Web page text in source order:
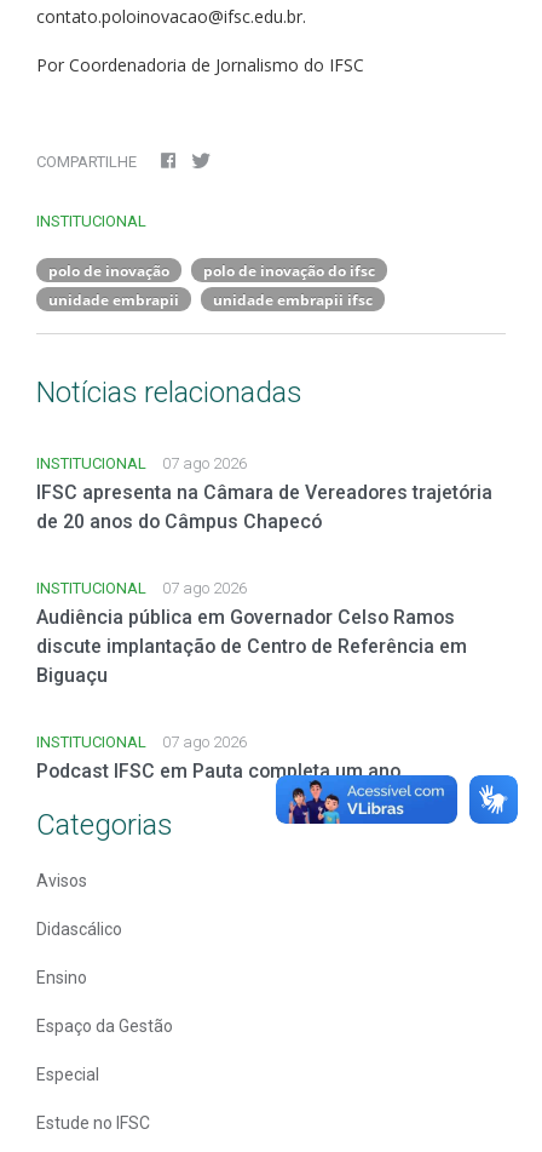
contato.poloinovacao@ifsc.edu.br.
Por Coordenadoria de Jornalismo do IFSC
COMPARTILHE
INSTITUCIONAL
polo de inovação
polo de inovação do ifsc
unidade embrapii
unidade embrapii ifsc
Notícias relacionadas
INSTITUCIONAL 07 ago 2026
IFSC apresenta na Câmara de Vereadores trajetória
de 20 anos do Câmpus Chapecó
INSTITUCIONAL 07 ago 2026
Audiência pública em Governador Celso Ramos
discute implantação de Centro de Referência em
Biguaçu
INSTITUCIONAL 07 ago 2026
Podcast IFSC em Pauta completa um ano
Categorias
Avisos
Didascálico
Ensino
Espaço da Gestão
Especial
Estude no IFSC